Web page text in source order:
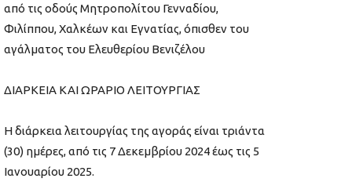
από τις οδούς Μητροπολίτου Γενναδίου,
Φιλίππου, Χαλκέων και Εγνατίας, όπισθεν του
αγάλματος του Ελευθερίου Βενιζέλου
ΔΙΑΡΚΕΙΑ ΚΑΙ ΩΡΑΡΙΟ ΛΕΙΤΟΥΡΓΙΑΣ
Η διάρκεια λειτουργίας της αγοράς είναι τριάντα
(30) ημέρες, από τις 7 Δεκεμβρίου 2024 έως τις 5
Ιανουαρίου 2025.